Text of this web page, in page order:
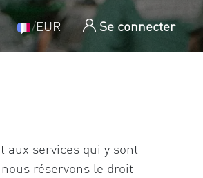
/EUR Se connecter
aux services qui y sont
réservons le droit